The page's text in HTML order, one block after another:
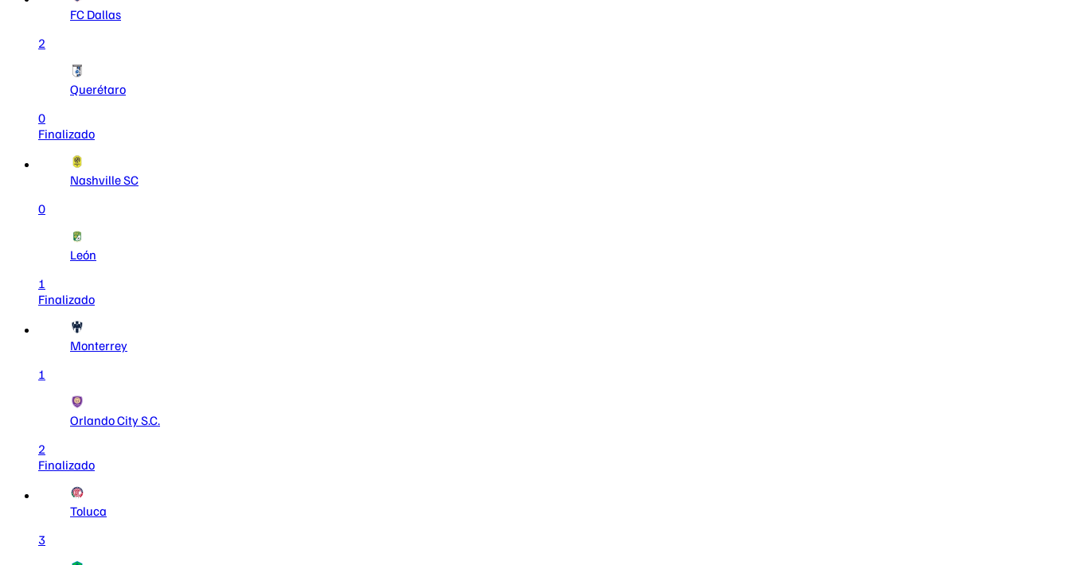
FC Dallas
2
Querétaro
0
Finalizado
Nashville SC
0
León
1
Finalizado
Monterrey
1
Orlando City S.C.
2
Finalizado
Toluca
3